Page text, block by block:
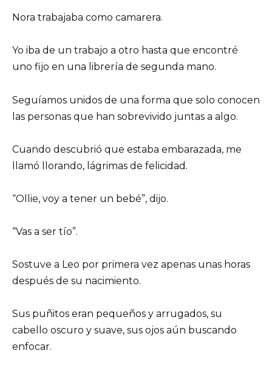
Nora trabajaba como camarera.
Yo iba de un trabajo a otro hasta que encontré
uno fijo en una librería de segunda mano.
Seguíamos unidos de una forma que solo conocen
las personas que han sobrevivido juntas a algo.
Cuando descubrió que estaba embarazada, me
llamó llorando, lágrimas de felicidad.
“Ollie, voy a tener un bebé”, dijo.
“Vas a ser tío”.
Sostuve a Leo por primera vez apenas unas horas
después de su nacimiento.
Sus puñitos eran pequeños y arrugados, su
cabello oscuro y suave, sus ojos aún buscando
enfocar.